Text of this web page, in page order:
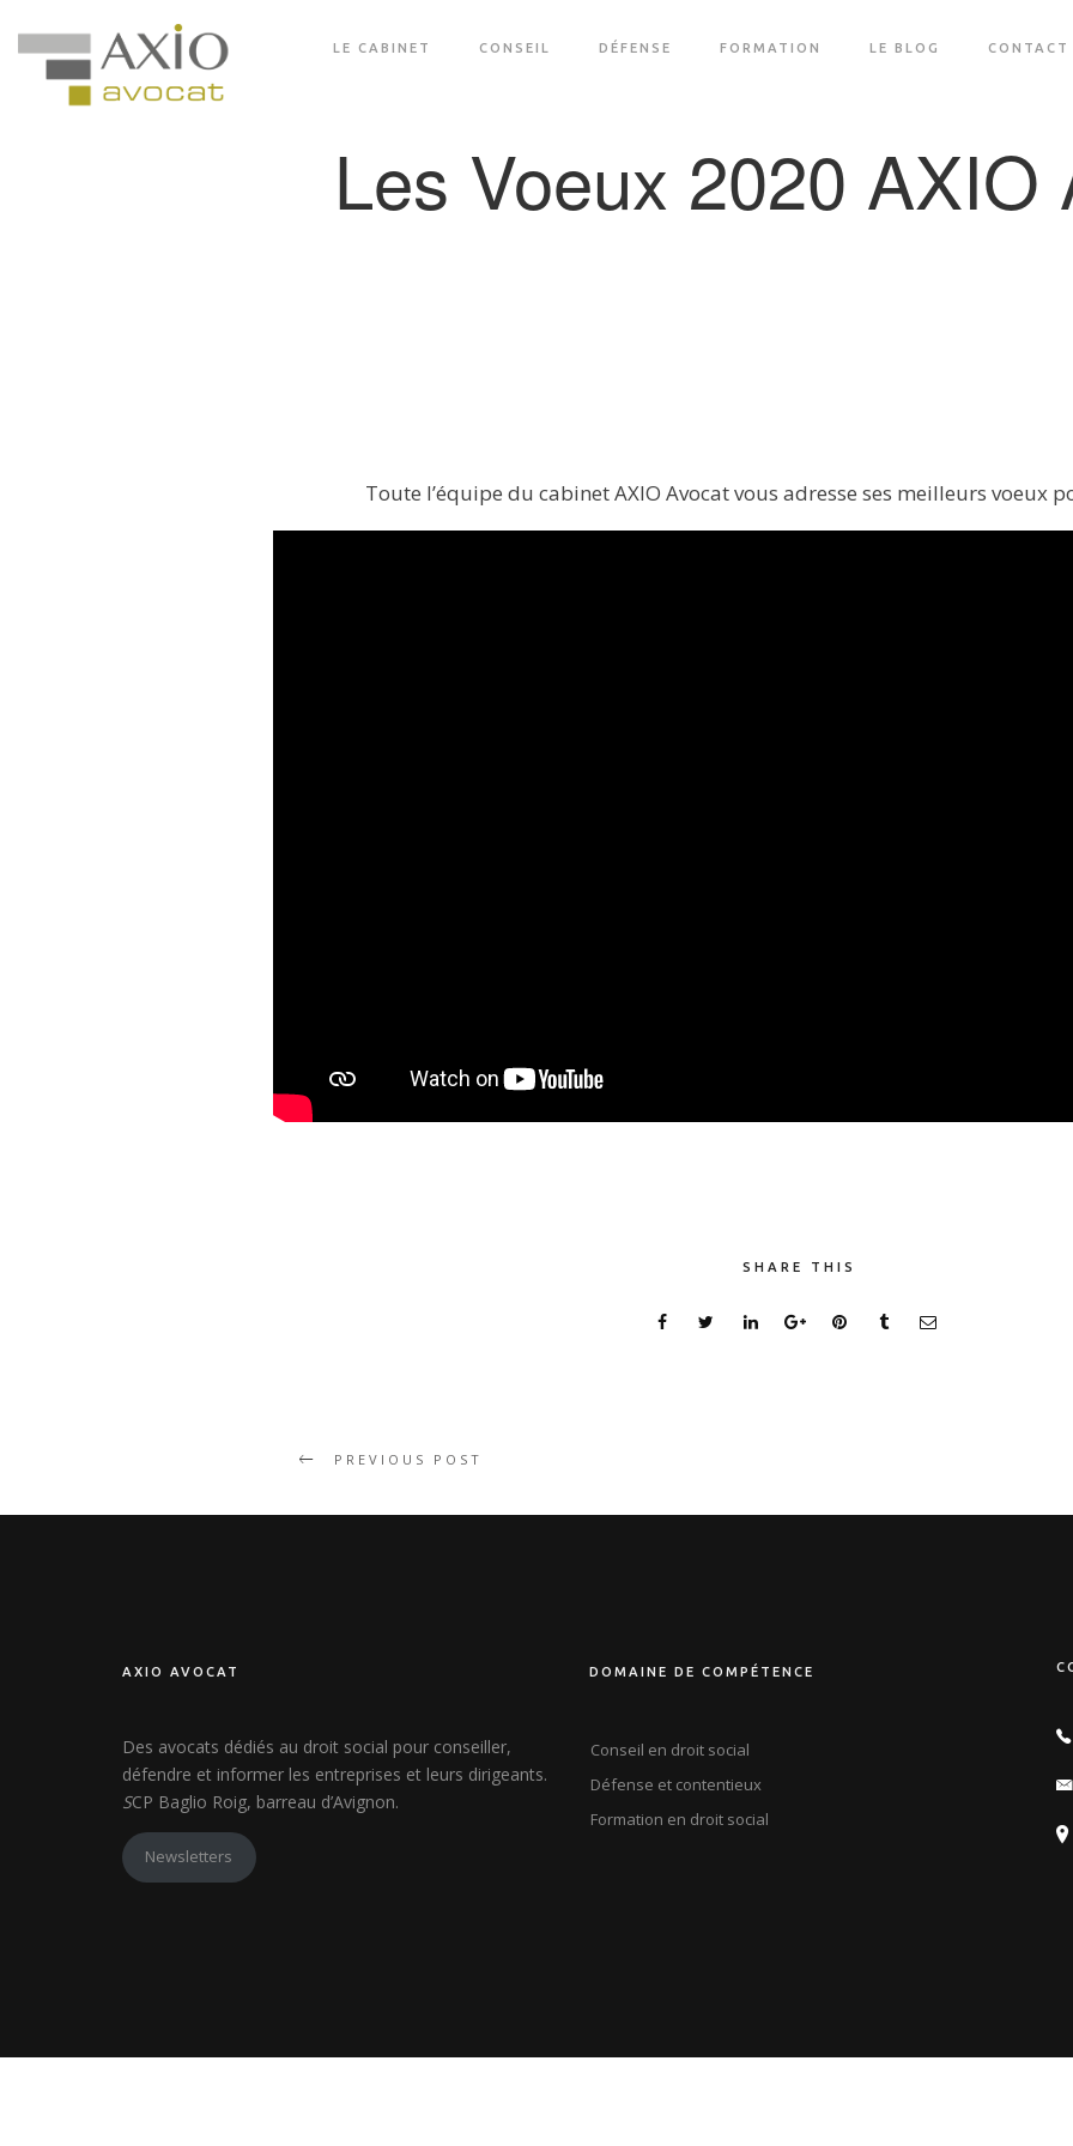
LE CABINET CONSEIL DÉFENSE FORMATION LE BLOG CONTACT
Les Voeux 2020 AXIO
Toute l’équipe du cabinet AXIO Avocat vous adresse ses meilleurs voeux
SHARE THIS
PREVIOUS POST
AXIO AVOCAT
Des avocats dédiés au droit social pour conseiller,
défendre et informer les entreprises et leurs dirigeants.
SCP Baglio Roig, barreau d’Avignon.
Newsletters
DOMAINE DE COMPÉTENCE
Conseil en droit social
Défense et contentieux
Formation en droit social